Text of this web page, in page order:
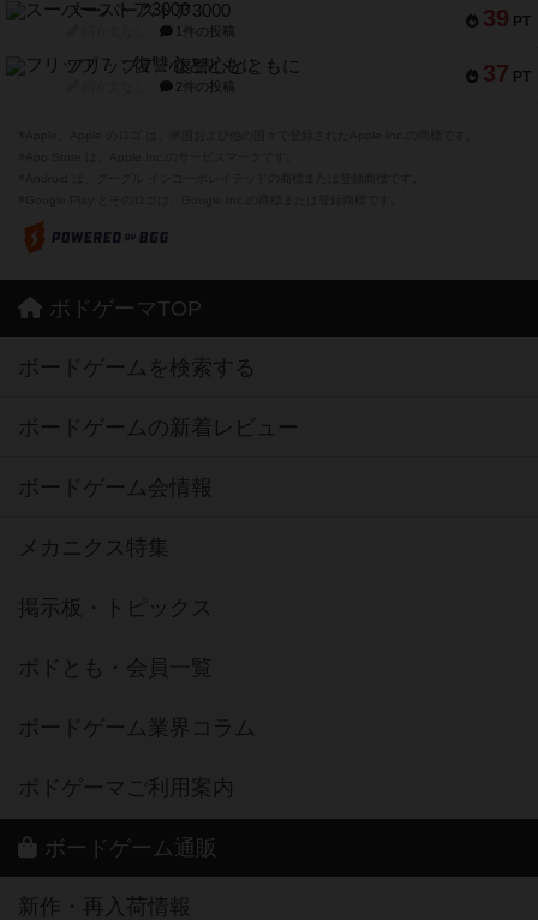
39 PT
スーパーストア3000
1件の投稿
37 PT
フリップ７：復讐心とともに
2件の投稿
ボドゲーマTOP
ボードゲームを検索する
ボードゲームの新着レビュー
ボードゲーム会情報
メカニクス特集
掲示板・トピックス
ボドとも・会員一覧
ボードゲーム業界コラム
ボドゲーマご利用案内
ボードゲーム通販
新作・再入荷情報